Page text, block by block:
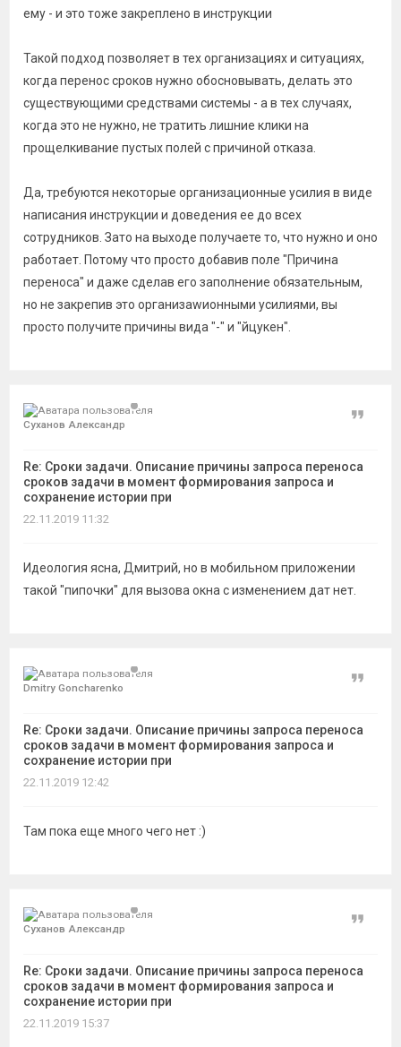
ему - и это тоже закреплено в инструкции
Такой подход позволяет в тех организациях и ситуациях,
когда перенос сроков нужно обосновывать, делать это
существующими средствами системы - а в тех случаях,
когда это не нужно, не тратить лишние клики на
прощелкивание пустых полей с причиной отказа.
Да, требуются некоторые организационные усилия в виде
написания инструкции и доведения ее до всех
сотрудников. Зато на выходе получаете то, что нужно и оно
работает. Потому что просто добавив поле "Причина
переноса" и даже сделав его заполнение обязательным,
но не закрепив это организаwионными усилиями, вы
просто получите причины вида "-" и "йцукен".
Суханов Александр
Re: Сроки задачи. Описание причины запроса переноса
сроков задачи в момент формирования запроса и
сохранение истории при
Цитата
22.11.2019 11:32
Идеология ясна, Дмитрий, но в мобильном приложении
такой "пипочки" для вызова окна с изменением дат нет.
Dmitry Goncharenko
Re: Сроки задачи. Описание причины запроса переноса
сроков задачи в момент формирования запроса и
сохранение истории при
Цитата
22.11.2019 12:42
Там пока еще много чего нет :)
Суханов Александр
Re: Сроки задачи. Описание причины запроса переноса
сроков задачи в момент формирования запроса и
сохранение истории при
Цитата
22.11.2019 15:37